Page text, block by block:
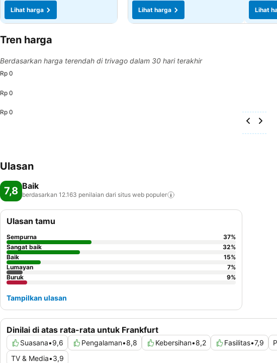
Lihat harga
Lihat harga
Lihat
Tren harga
Berdasarkan harga terendah di trivago dalam 30 hari terakhir
Rp 0
Rp 0
Rp 0
Ulasan
7,8 Baik
berdasarkan 12.163 penilaian dari situs web populer
Dinilai di atas rata-rata untuk Frankfurt
Suasana•9,6 Pengalaman•8,8 Kebersihan•8,2 Fasilitas•7,9
TV & Media•3,9
Ulasan tamu
Sempurna 37%
Sangat baik
32%
Baik
15%
Lumayan
7%
Buruk
9%
Tampilkan ulasan